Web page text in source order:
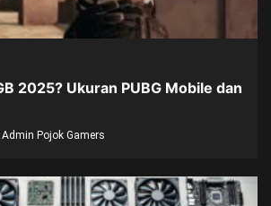
2025? Ukuran PUBG Mobile dan
Admin Pojok Gamers